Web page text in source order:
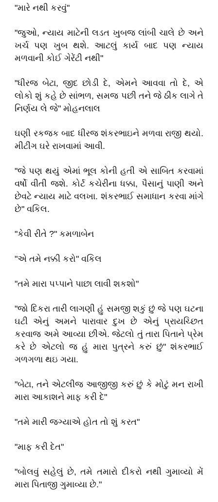
"મારે નથી કરવું"
"જુઓ, ન્યાય માટેની લડત ખુબજ લાંબી ચાલે છે અને
ખર્ચ પણ ખુબ થશે. આટલું કાર્ય બાદ પણ ન્યાય
મળવાની કોઈ ગેરેંટી નથી"
"ધીરજ બેટા, જીદ છોડી દે, એમને આવવા તો દે, એ
લોકો શું કહે છે સાંભળ, સમજ પછી તને જે ઠીક લાગે તે
નિર્ણય લે જે" મોહનલાલ
ઘણી રકજક બાદ ધીરજ શંકરભાઇને મળવા રાજી થયો.
મીટીંગ ઘરે રાખવામાં આવી.
"જે પણ થયું એમાં ભૂલ કોની હતી એ સાબિત કરવામાં
વર્ષો વીતી જશે. કોર્ટ કચેરીના ધક્કા, પૈસાનું પાણી અને
છેવટે ન્યાય માટે વલખા. શંકરભાઈ સમાધાન કરવા માંગે
છે" વકિલ.
"કેવી રીતે ?" કમળાબેન
"એ તમે નક્કી કરો" વકિલ
"તમે મારા પપ્પાને પાછા લાવી શકશો"
"જો દિકરા તારી લાગણી હું સમજી શકું છું જે પણ ઘટના
ઘટી એનું અમને પારાવાર દુખ છે એનું પ્રાયચ્છિત
કરવાજ અમે આવ્યા છીએ. જેટલો તું તારા પિતાને પ્રેમ
કરે છે એટલો જ હું મારા પુત્રને કરું છું" શંકરભાઈ
ગળગળા થઇ ગયા.
"બેટા, તને એટલીજ આજીજી કરું છું કે મોટું મન રાખી
મારા આકાશને માફ કરી દે"
"તમે મારી જગ્યાએ હોત તો શું કરત"
"માફ કરી દેત"
"બોલવું સહેલું છે, તમે તમારો દીકરો નથી ગુમાવ્યો મેં
મારા પિતાજી ગુમાવ્યા છે."